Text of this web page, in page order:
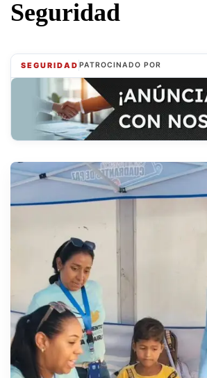
Seguridad
SEGURIDAD PATROCINADO POR